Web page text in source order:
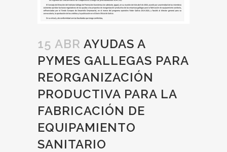
15 ABR AYUDAS A
PYMES GALLEGAS PARA
REORGANIZACIÓN
PRODUCTIVA PARA LA
FABRICACIÓN DE
EQUIPAMIENTO
SANITARIO